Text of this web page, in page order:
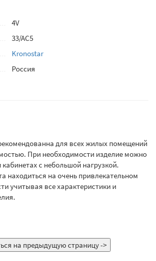
4V
33/AC5
Kronostar
Россия
для всех жилых помещений
При необходимости изделие можно
с небольшой нагрузкой.
находиться на очень привлекательном
учитывая все характеристики и